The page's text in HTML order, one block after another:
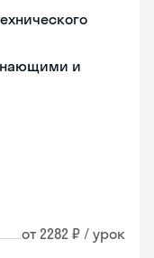
и
от 2282 ₽ / урок